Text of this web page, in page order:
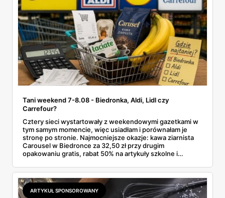
Tani weekend 7-8.08 - Biedronka, Aldi, Lidl czy
Carrefour?
Cztery sieci wystartowały z weekendowymi gazetkami w
tym samym momencie, więc usiadłam i porównałam je
stronę po stronie. Najmocniejsze okazje: kawa ziarnista
Carousel w Biedronce za 32,50 zł przy drugim
opakowaniu gratis, rabat 50% na artykuły szkolne i
2,99 zł za kilogram, ale wyłącznie w sobotę z aplikacją. Aldi
odpowiada masłem za 2,99 zł. Werdykt w skrócie:
najwięcej wyciśniesz z Biedronki, po świeże warzywa jedź
do Aldi.
ARTYKUŁ SPONSOROWANY